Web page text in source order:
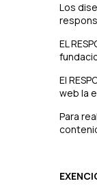
Los
EL
El
web la
Para